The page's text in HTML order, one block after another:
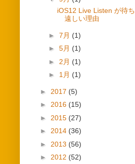
iOS12 Live Listen が待ち
遠しい理由
► 7月 (1)
► 5月 (1)
► 2月 (1)
► 1月 (1)
► 2017 (5)
► 2016 (15)
► 2015 (27)
► 2014 (36)
► 2013 (56)
► 2012 (52)